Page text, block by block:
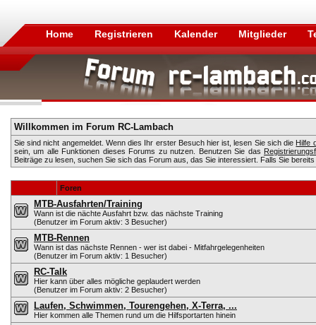
Home Registrieren Kalender Mitglieder
Willkommen im Forum RC-Lambach
Sie sind nicht angemeldet. Wenn dies Ihr erster Besuch hier ist, lesen Sie sich die Hilfe
sein, um alle Funktionen dieses Forums zu nutzen. Benutzen Sie das
Beiträge zu lesen, suchen Sie sich das Forum aus, das Sie interessiert. Falls Sie
Foren
MTB-Ausfahrten/Training
Wann ist die nächte Ausfahrt bzw. das nächste Training
(Benutzer im Forum aktiv: 3 Besucher)
MTB-Rennen
Wann ist das nächste Rennen - wer ist dabei - Mitfahrgelegenheiten
(Benutzer im Forum aktiv: 1 Besucher)
RC-Talk
Hier kann über alles mögliche geplaudert werden
(Benutzer im Forum aktiv: 2 Besucher)
Laufen, Schwimmen, Tourengehen, X-Terra, ...
Hier kommen alle Themen rund um die Hilfsportarten hinein